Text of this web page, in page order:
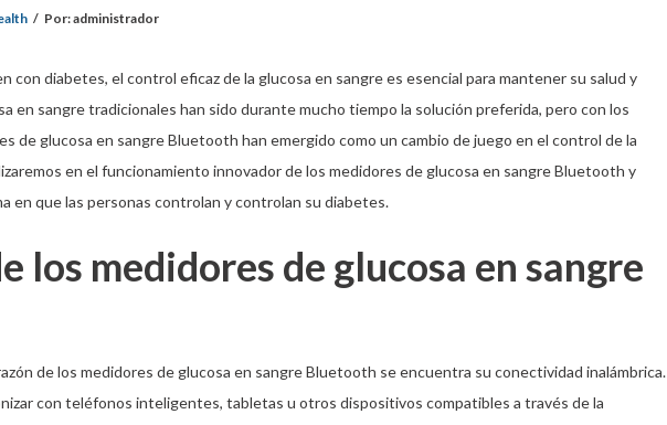
/ Por:administrador
con diabetes, el control eficaz de la glucosa en sangre es esencial para mantener su salud y
en sangre tradicionales han sido durante mucho tiempo la solución preferida, pero con los
de glucosa en sangre Bluetooth han emergido como un cambio de juego en el control de la
en el funcionamiento innovador de los medidores de glucosa en sangre Bluetooth y
en que las personas controlan y controlan su diabetes.
los medidores de glucosa en sangre
de los medidores de glucosa en sangre Bluetooth se encuentra su conectividad inalámbrica.
con teléfonos inteligentes, tabletas u otros dispositivos compatibles a través de la